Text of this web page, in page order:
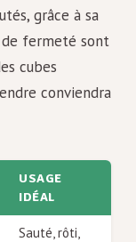
grâce à sa
de fermeté sont
cubes
conviendra
USAGE
IDÉAL
Sauté, rôti,